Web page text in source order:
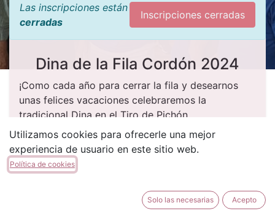
Las inscripciones están
cerradas
Inscripciones cerradas
Dina de la Fila Cordón 2024
¡Como cada año para cerrar la fila y desearnos
unas felices vacaciones celebraremos la
tradicional Dina en el Tiro de Pichón.
Como bien sabes las condiciones deFester,
Veterano 65, Veterano 60, No Fester y
Simpatizante
Utilizamos cookies para ofrecerle una mejor
experiencia de usuario en este sitio web.
Política de cookies
Solo las necesarias Acepto